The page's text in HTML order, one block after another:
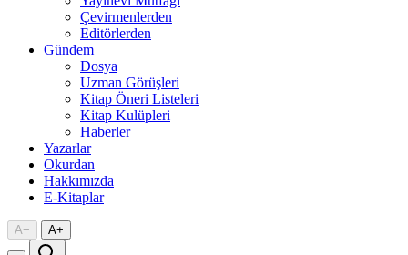
Çevirmenlerden
Editörlerden
Gündem
Dosya
Uzman Görüşleri
Kitap Öneri Listeleri
Kitap Kulüpleri
Haberler
Yazarlar
Okurdan
Hakkımızda
E-Kitaplar
A− A+